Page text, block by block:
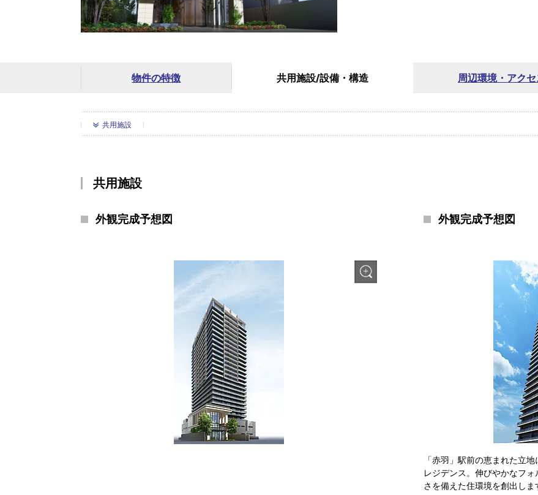
物件の特徴 共用施設/設備・構造 周辺環境・ アクセ
共用施設
共用施設
外観完成予想図 外観完成予想図
「赤羽」駅前の恵まれた立
レジデンス。伸びやかなフ
さを備えた住環境を創出しま